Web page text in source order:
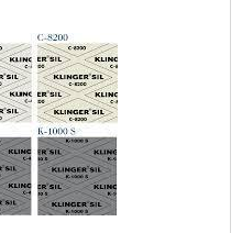
custo-
técnica
MAIS
TEFLON